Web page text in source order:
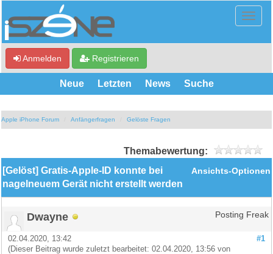
Anmelden Registrieren
Neue Letzten News Suche
Apple iPhone Forum Anfängerfragen Gelöste Fragen
Themabewertung:
Ansichts-Optionen
[Gelöst] Gratis-Apple-ID konnte bei
nagelneuem Gerät nicht erstellt werden
Dwayne Posting Freak
#1
02.04.2020, 13:42
(Dieser Beitrag wurde zuletzt bearbeitet: 02.04.2020, 13:56 von